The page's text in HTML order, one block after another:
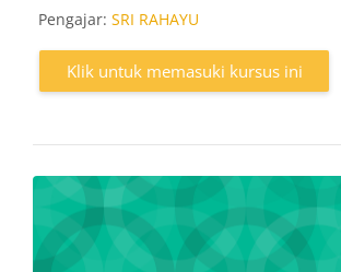
Pengajar: SRI RAHAYU
Klik untuk memasuki kursus ini